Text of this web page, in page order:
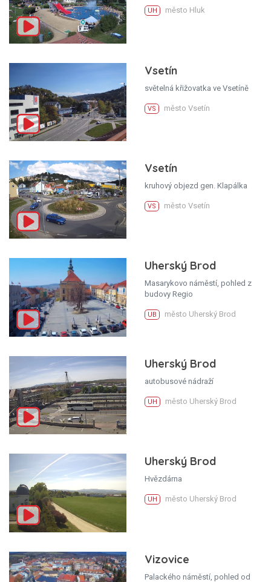
UH město Hluk
Vsetín
světelná křižovatka ve Vsetíně
VS město Vsetín
Vsetín
kruhový objezd gen. Klapálka
VS město Vsetín
Uherský Brod
Masarykovo náměstí, pohled z
budovy Regio
UB město Uherský Brod
Uherský Brod
autobusové nádraží
UH město Uherský Brod
Uherský Brod
Hvězdárna
UH město Uherský Brod
Vizovice
Palackého náměstí, pohled od